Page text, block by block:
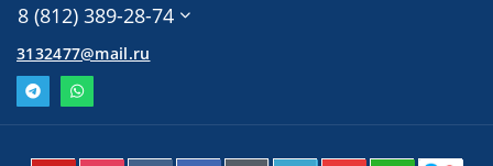
8 (812) 389-28-74
3132477@mail.ru